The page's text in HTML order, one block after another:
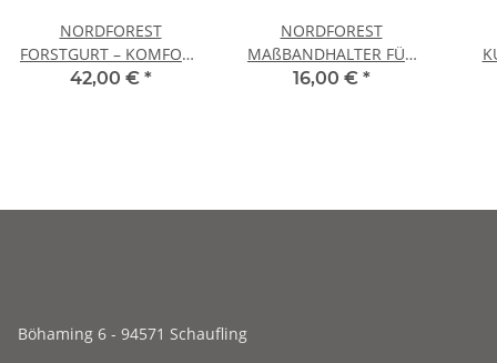
NORDFOREST
FORSTGURT – KOMFORT
UND FUNKTION FÜR
42,00 € *
NORDFOREST
MAßBANDHALTER FÜR
FORSTGURT
16,00 € *
Böhaming 6 - 94571 Schaufling